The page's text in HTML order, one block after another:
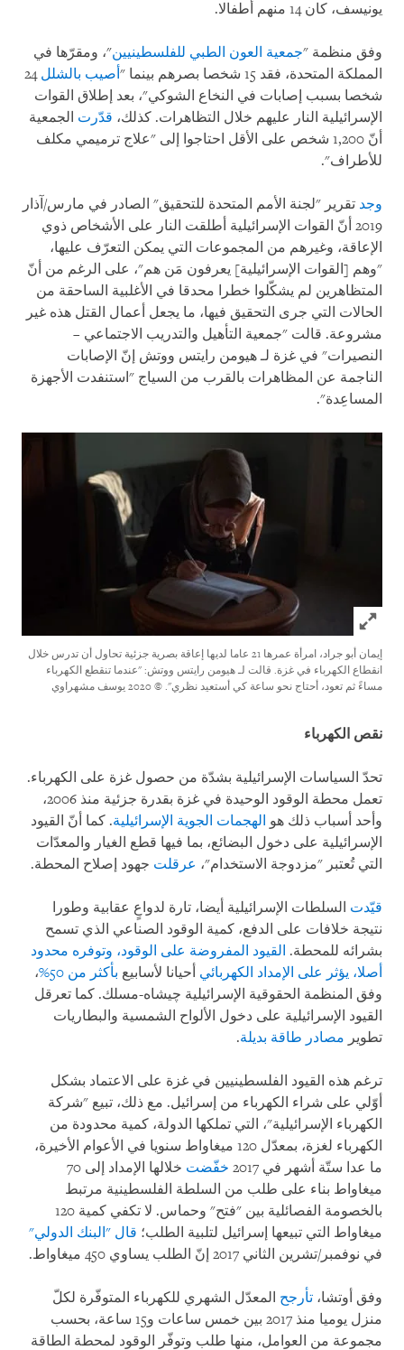
يونيسف، كان 14 منهم أطفالا.
وفق منظمة "جمعية العون الطبي للفلسطينيين"، ومقرّها في
المملكة المتحدة، فقد 15 شخصا بصرهم بينما "
أصيب بالشلل 24
شخصا بسبب إصابات في النخاع الشوكي"، بعد إطلاق القوات
الإسرائيلية النار عليهم خلال التظاهرات. كذلك، قدّرت الجمعية
أنّ 1,200 شخص على الأقل احتاجوا إلى "علاج ترميمي مكلف
للأطراف".
وجد تقرير "لجنة الأمم المتحدة للتحقيق" الصادر في مارس/آذار
2019 أنّ القوات الإسرائيلية أطلقت النار على الأشخاص ذوي
الإعاقة، وغيرهم من المجموعات التي يمكن التعرّف عليها،
"وهم [القوات الإسرائيلية] يعرفون مَن هم"، على الرغم من أنّ
المتظاهرين لم يشكّلوا خطرا محدقا في الأغلبية الساحقة من
الحالات التي جرى التحقيق فيها، ما يجعل أعمال القتل هذه غير
مشروعة. قالت "جمعية التأهيل والتدريب الاجتماعي –
النصيرات" في غزة لـ هيومن رايتس ووتش إنّ الإصابات
الناجمة عن المظاهرات بالقرب من السياج "استنفدت الأجهزة
المساعِدة".
Click to expand Image
إيمان أبو جراد، امرأة عمرها 21 عاما لديها إعاقة بصرية جزئية تحاول أن تدرس خلال
انقطاع الكهرباء في غزة. قالت لـ هيومن رايتس ووتش: "عندما تنقطع الكهرباء
مساءً ثم تعود، أحتاج نحو ساعة كي أستعيد نظري". © 2020 يوسف مشهراوي
نقص الكهرباء
تحدّ السياسات الإسرائيلية بشدّة من حصول غزة على الكهرباء.
تعمل محطة الوقود الوحيدة في غزة بقدرة جزئية منذ 2006،
وأحد أسباب ذلك هو الهجمات الجوية الإسرائيلية. كما أنّ القيود
الإسرائيلية على دخول البضائع، بما فيها قطع الغيار والمعدّات
التي تُعتبر "مزدوجة الاستخدام"، عرقلت جهود إصلاح المحطة.
قيّدت السلطات الإسرائيلية أيضا، تارة لدواعٍ عقابية وطورا
نتيجة خلافات على الدفع، كمية الوقود الصناعي الذي تسمح
بشرائه للمحطة. القيود المفروضة على الوقود، وتوفره محدود
أصلا، يؤثر على الإمداد الكهربائي أحيانا لأسابيع بأكثر من 50%
،
وفق المنظمة الحقوقية الإسرائيلية چيشاه-مسلك. كما تعرقل
القيود الإسرائيلية على دخول الألواح الشمسية والبطاريات
تطوير مصادر طاقة بديلة.
ترغم هذه القيود الفلسطينيين في غزة على الاعتماد بشكل
أوّلي على شراء الكهرباء من إسرائيل. مع ذلك، تبيع "شركة
الكهرباء الإسرائيلية"، التي تملكها الدولة، كمية محدودة من
الكهرباء لغزة، بمعدّل 120 ميغاواط سنويا في الأعوام الأخيرة،
ما عدا ستّة أشهر في 2017
خفّضت
خلالها الإمداد إلى 70
ميغاواط بناء على طلب من السلطة الفلسطينية مرتبط
بالخصومة الفصائلية بين "فتح" وحماس. لا تكفي كمية 120
ميغاواط التي تبيعها إسرائيل لتلبية الطلب؛ قال "البنك الدولي"
في نوفمبر/تشرين الثاني 2017 إنّ الطلب يساوي 450 ميغاواط.
وفق أوتشا، تأرجح المعدّل الشهري للكهرباء المتوفّرة لكلّ
منزل يوميا منذ 2017 بين خمس ساعات و15 ساعة، بحسب
مجموعة من العوامل، منها طلب وتوفّر الوقود لمحطة الطاقة